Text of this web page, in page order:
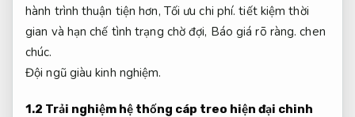
hành trình thuận tiện hơn, Tối ưu chi phí. tiết kiệm thời
gian và hạn chế tình trạng chờ đợi, Báo giá rõ ràng. chen
chúc.
Đội ngũ giàu kinh nghiệm.
1.2 Trải nghiệm hệ thống cáp treo hiện đại chinh